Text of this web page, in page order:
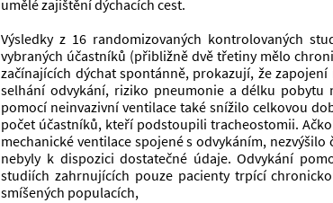
umělé zajištění dýchacích cest.
Výsledky z 16 randomizovaných kontrolovaných
vybraných účastníků (přibližně dvě třetiny mělo
začínajících dýchat spontánně, prokazují, že
selhání odvykání, riziko pneumonie a délku pobytu
pomocí neinvazivní ventilace také snížilo celkovou
počet účastníků, kteří podstoupili tracheostomii.
mechanické ventilace spojené s odvykáním,
nebyly k dispozici dostatečné údaje. Odvykání
studiích zahrnujících pouze pacienty trpící
smíšených populacích,